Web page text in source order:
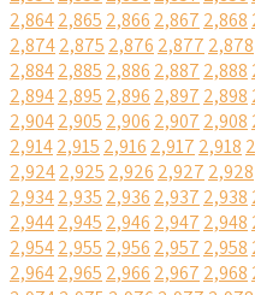
2,8642,865 2,866 2,867 2,868
2,8742,875 2,876 2,877 2,878
2,8842,885 2,886 2,887 2,888
2,8942,895 2,896 2,897 2,898
2,9042,905 2,906 2,907 2,908
2,9142,915 2,916 2,917 2,918
2,9242,925 2,926 2,927 2,928
2,9342,935 2,936 2,937 2,938
2,9442,945 2,946 2,947 2,948
2,9542,955 2,956 2,957 2,958
2,9642,965 2,966 2,967 2,968